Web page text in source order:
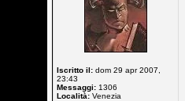
Iscritto il: dom 29 apr 2007,
23:43
Messaggi: 1306
Località: Venezia